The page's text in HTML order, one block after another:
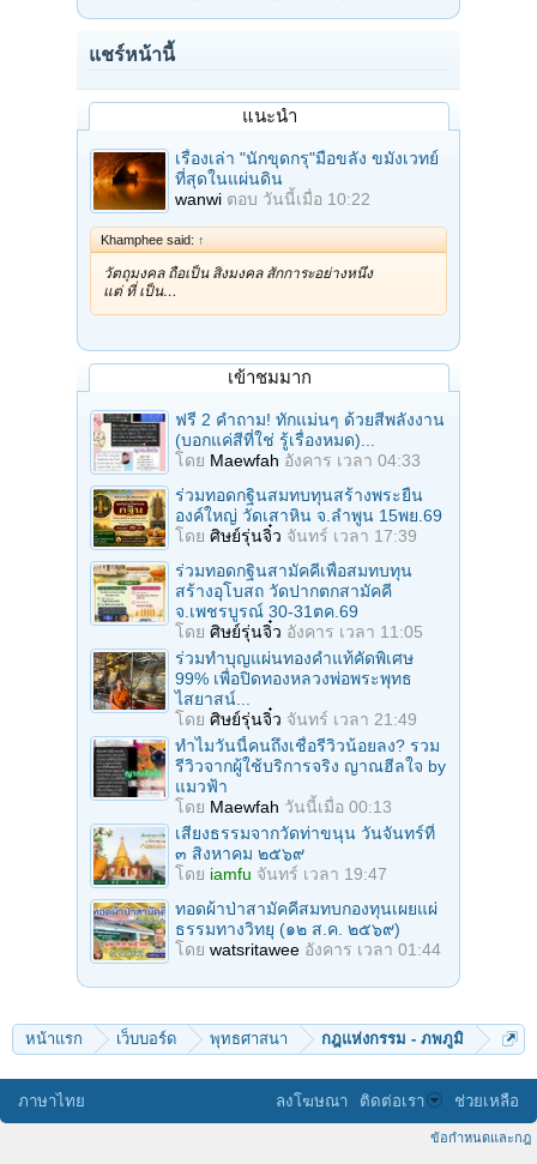
แชร์หน้านี้
แนะนำ
เรื่องเล่า "นักขุดกรุ"มือขลัง ขมังเวทย์
ที่สุดในแผ่นดิน
wanwi ตอบ วันนี้เมื่อ 10:22
Khamphee said: ↑
วัตถุมงคล ถือเป็น สิ่งมงคล สักการะอย่างหนึ่ง
แต่ ที่ เป็น…
เข้าชมมาก
ฟรี 2 คำถาม! ทักแม่นๆ ด้วยสีพลังงาน
(บอกแค่สีที่ใช่ รู้เรื่องหมด)...
โดย Maewfah อังคาร เวลา 04:33
ร่วมทอดกฐินสมทบทุนสร้างพระยืน
องค์ใหญ่ วัดเสาหิน จ.ลําพูน 15พย.69
โดย ศิษย์รุ่นจิ๋ว จันทร์ เวลา 17:39
ร่วมทอดกฐินสามัคคีเพื่อสมทบทุน
สร้างอุโบสถ วัดปากตกสามัคคี
จ.เพชรบูรณ์ 30-31ตค.69
โดย ศิษย์รุ่นจิ๋ว อังคาร เวลา 11:05
ร่วมทําบุญแผ่นทองคำแท้คัดพิเศษ
99% เพื่อปิดทองหลวงพ่อพระพุทธ
ไสยาสน์...
โดย ศิษย์รุ่นจิ๋ว จันทร์ เวลา 21:49
ทำไมวันนี้คนถึงเชื่อรีวิวน้อยลง? รวม
รีวิวจากผู้ใช้บริการจริง ญาณฮีลใจ by
แมวฟ้า
โดย Maewfah วันนี้เมื่อ 00:13
เสียงธรรมจากวัดท่าขนุน วันจันทร์ที่
๓ สิงหาคม ๒๕๖๙
โดย iamfu จันทร์ เวลา 19:47
ทอดผ้าป่าสามัคคีสมทบกองทุนเผยแผ่
ธรรมทางวิทยุ (๑๒ ส.ค. ๒๕๖๙)
โดย watsritawee อังคาร เวลา 01:44
หน้าแรก เว็บบอร์ด พุทธศาสนา กฎแห่งกรรม - ภพภูมิ
ภาษาไทย ลงโฆษณา ติดต่อเรา ช่วยเหลือ
ข้อกำหนดและกฎ